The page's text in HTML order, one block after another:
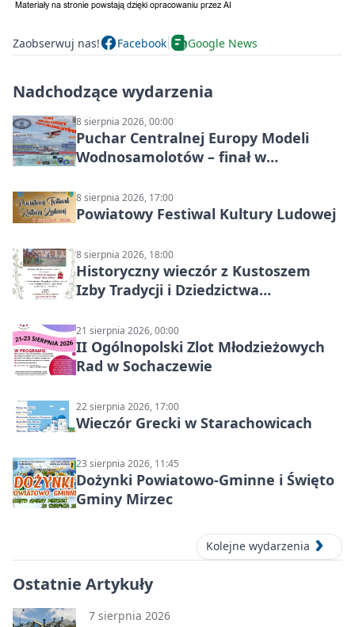
Zaobserwuj nas! Facebook Google News
Nadchodzące wydarzenia
8 sierpnia 2026, 00:00
Puchar Centralnej Europy Modeli
Wodnosamolotów – finał w
8 sierpnia 2026, 17:00
Powiatowy Festiwal Kultury Ludowej
8 sierpnia 2026, 18:00
Historyczny wieczór z Kustoszem
Izby Tradycji i Dziedzictwa
Gęburą
21 sierpnia 2026, 00:00
II Ogólnopolski Zlot Młodzieżowych
Rad w Sochaczewie
22 sierpnia 2026, 17:00
Wieczór Grecki w Starachowicach
23 sierpnia 2026, 11:45
Dożynki Powiatowo-Gminne i Święto
Gminy Mirzec
Kolejne wydarzenia
Ostatnie Artykuły
7 sierpnia 2026